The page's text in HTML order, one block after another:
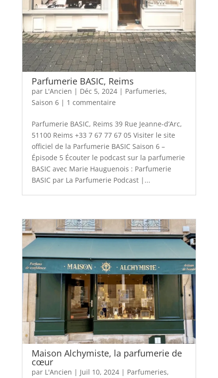
Parfumerie BASIC, Reims
par L'Ancien | Déc 5, 2024| Parfumeries,
Saison 6| 1 commentaire
Parfumerie BASIC, Reims 39 Rue Jeanne-d’Arc,
51100 Reims +33 7 67 77 67 05 Visiter le site
officiel de la Parfumerie BASIC Saison 6 –
Épisode 5 Écouter le podcast sur la parfumerie
BASIC avec Marie Hauguenois : Parfumerie
BASIC par La Parfumerie Podcast |...
Maison Alchymiste, la parfumerie de
cœur
par L'Ancien | Juil 10, 2024| Parfumeries,